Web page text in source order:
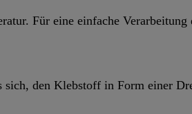
Für eine einfache
den Klebstoff in Form einer